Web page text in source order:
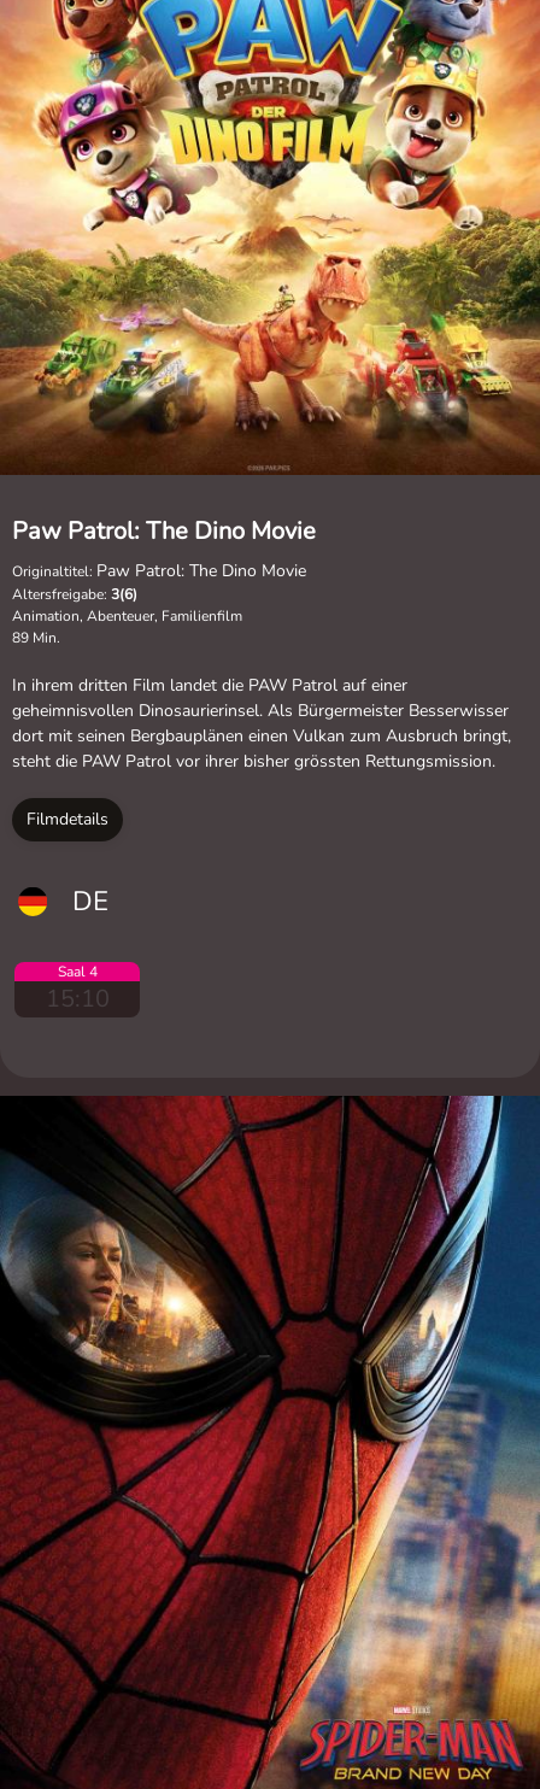
Paw Patrol: The Dino Movie
Originaltitel: Paw Patrol: The Dino Movie
Altersfreigabe: 3(6)
Animation, Abenteuer, Familienfilm
89 Min.
In ihrem dritten Film landet die PAW Patrol auf einer
geheimnisvollen Dinosaurierinsel. Als Bürgermeister Besserwisser
dort mit seinen Bergbauplänen einen Vulkan zum Ausbruch bringt,
steht die PAW Patrol vor ihrer bisher grössten Rettungsmission.
Filmdetails
DE
Saal 4
15:10